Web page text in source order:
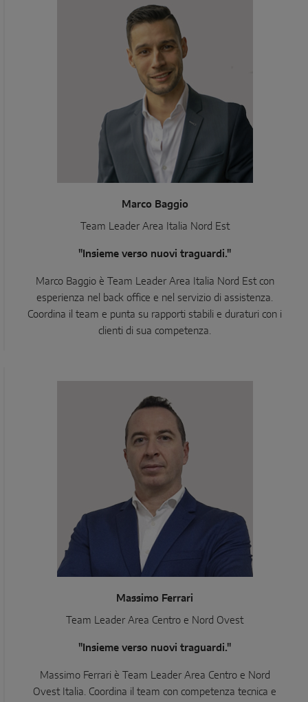
Marco Baggio
Team Leader Area Italia Nord Est
"Insieme verso nuovi traguardi."
Marco Baggio è Team Leader Area Italia Nord Est con
esperienza nel back office e nel servizio di assistenza.
Coordina il team e punta su rapporti stabili e duraturi con i
clienti di sua competenza.
Massimo Ferrari
Team Leader Area Centro e Nord Ovest
"Insieme verso nuovi traguardi."
Massimo Ferrari è Team Leader Area Centro e Nord
Ovest Italia. Coordina il team con competenza tecnica e